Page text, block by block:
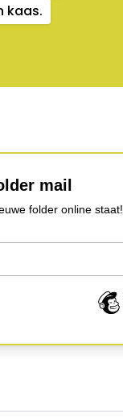
kaas.
mail
folder online staat!